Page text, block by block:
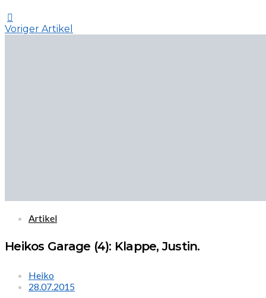
Voriger Artikel
Artikel
Heikos Garage (4): Klappe, Justin.
Heiko
28.07.2015